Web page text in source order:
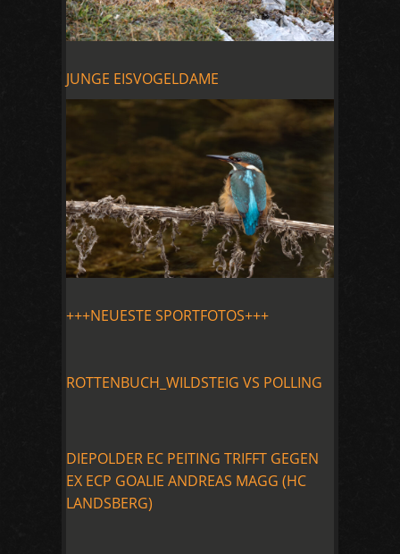
JUNGE EISVOGELDAME
+++NEUESTE SPORTFOTOS+++
ROTTENBUCH_WILDSTEIG VS POLLING
DIEPOLDER EC PEITING TRIFFT GEGEN
EX ECP GOALIE ANDREAS MAGG (HC
LANDSBERG)